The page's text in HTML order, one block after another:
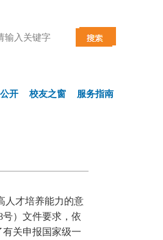
开 校友之窗 服务指南
人才培养能力的意
号）文件要求，依
关申报国家级一